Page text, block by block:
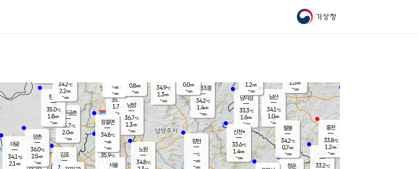
기상청
남이섬
33.3℃
1.6m/s
-mm
양주
35.7℃
1.7
-mm
남산
34.1℃
1.0m/s
-mm
청운
팔봉
34.2℃
0.7m/s
-mm
1.2m/s
-mm
경서동
파주금촌
35.7℃
2.0m/s
-mm
가평조종
34.2℃
1.4m/s
-mm
34.9℃
1.3m/s
-mm
대곶
34.1℃
2.1 m/s
신천*
33.6℃
1.4m/s
-mm
창현
-℃
-m/s
-mm
탄현
35.0℃
1.8m/s
-mm
0.0m/s
-mm
김포
34.8℃
양촌
36.0℃
2.5m/s
-mm
은평
35.9℃
1.6 m/s
노원
34.8℃
남방
36.7℃
1.3m/s
-mm
장흥면
34.8℃
-m/s
-mm
-m/s
-mm
시동
33.2℃
홍천
33.8℃
1.2m/s
-mm
서울
1.5m/s
-mm
34.2℃
2.2m/s
-mm
0.8m/s
-mm